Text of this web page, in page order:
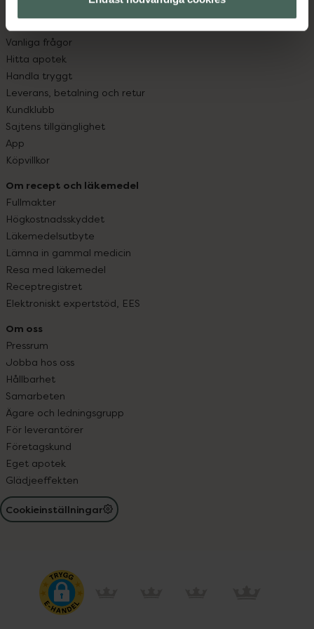
Kontakta oss
Vanliga frågor
Hitta apotek
Handla tryggt
Leverans, betalning och retur
Kundklubb
Sajtens tillgänglighet
App
Köpvillkor
Om recept och läkemedel
Fullmakter
Högkostnadsskyddet
Läkemedelsutbyte
Lämna in gammal medicin
Resa med läkemedel
Receptregistret
Elektroniskt expertstöd, EES
Om oss
Pressrum
Jobba hos oss
Hållbarhet
Samarbeten
Ägare och ledningsgrupp
För leverantörer
Företagskund
Eget apotek
Glädjeeffekten
Cookieinställningar